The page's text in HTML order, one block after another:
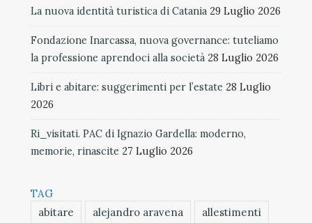
La nuova identità turistica di Catania 29 Luglio 2026
Fondazione Inarcassa, nuova governance: tuteliamo
la professione aprendoci alla società 28 Luglio 2026
Libri e abitare: suggerimenti per l’estate 28 Luglio
2026
Ri_visitati. PAC di Ignazio Gardella: moderno,
memorie, rinascite 27 Luglio 2026
TAG
abitare
alejandro aravena
allestimenti